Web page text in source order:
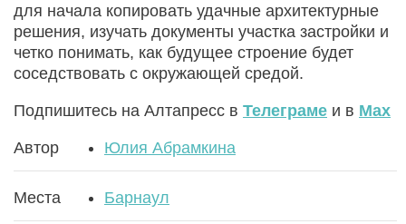
для начала копировать удачные архитектурные
решения, изучать документы участка застройки и
четко понимать, как будущее строение будет
соседствовать с окружающей средой.
Подпишитесь на Алтапресс в Телеграме и в Max
Автор Юлия Абрамкина
Места Барнаул